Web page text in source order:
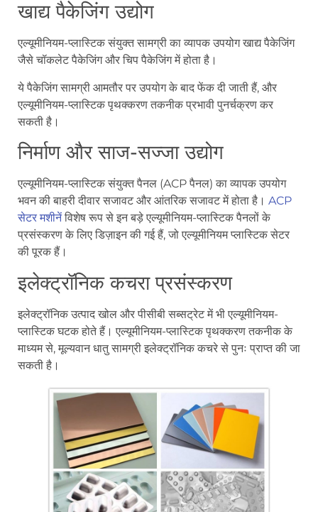
खाद्य पैकेजिंग उद्योग
एल्यूमीनियम-प्लास्टिक संयुक्त सामग्री का व्यापक उपयोग खाद्य पैकेजिंग
जैसे चॉकलेट पैकेजिंग और चिप पैकेजिंग में होता है।
ये पैकेजिंग सामग्री आमतौर पर उपयोग के बाद फेंक दी जाती हैं, और
एल्यूमीनियम-प्लास्टिक पृथक्करण तकनीक प्रभावी पुनर्चक्रण कर
सकती है।
निर्माण और साज-सज्जा उद्योग
एल्यूमीनियम-प्लास्टिक संयुक्त पैनल (ACP पैनल) का व्यापक उपयोग
भवन की बाहरी दीवार सजावट और आंतरिक सजावट में होता है। ACP
सेटर मशीनेंविशेष रूप से इन बड़े एल्यूमीनियम-प्लास्टिक पैनलों के
प्रसंस्करण के लिए डिज़ाइन की गई हैं, जो एल्यूमीनियम प्लास्टिक सेटर
की पूरक हैं।
इलेक्ट्रॉनिक कचरा प्रसंस्करण
इलेक्ट्रॉनिक उत्पाद खोल और पीसीबी सब्सट्रेट में भी एल्यूमीनियम-
प्लास्टिक घटक होते हैं। एल्यूमीनियम-प्लास्टिक पृथक्करण तकनीक के
माध्यम से, मूल्यवान धातु सामग्री इलेक्ट्रॉनिक कचरे से पुनः प्राप्त की जा
सकती है।